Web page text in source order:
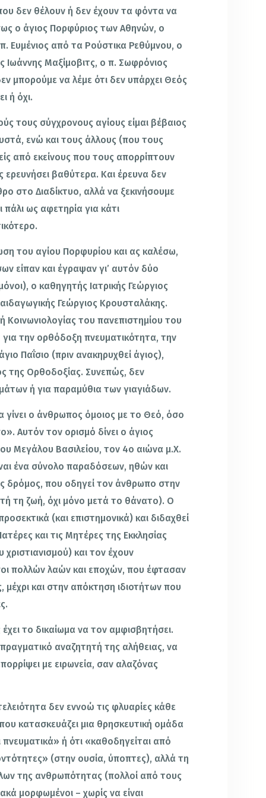
δεν θέλουν ή δεν έχουν τα φόντα να
ο άγιος Πορφύριος των Αθηνών, ο
Ευμένιος από τα Ρούστικα Ρεθύμνου, ο
Ιωάννης Μαξίμοβιτς, ο π. Σωφρόνιος
μπορούμε να λέμε ότι δεν υπάρχει Θεός
ή όχι.
τους σύγχρονους αγίους είμαι βέβαιος
ενώ και τους άλλους (που τους
από εκείνους που τους απορρίπτουν
ερευνήσει βαθύτερα. Και έρευνα δεν
στο Διαδίκτυο, αλλά να ξεκινήσουμε
πάλι ως αφετηρία για κάτι
του αγίου Πορφυρίου και ας καλέσω,
είπαν και έγραψαν γι’ αυτόν δύο
ο καθηγητής Ιατρικής Γεώργιος
Γεώργιος Κρουσταλάκης.
Κοινωνιολογίας του πανεπιστημίου του
την ορθόδοξη πνευματικότητα, την
Παΐσιο (πριν ανακηρυχθεί άγιος),
της Ορθοδοξίας. Συνεπώς, δεν
ή για παραμύθια των γιαγιάδων.
γίνει ο άνθρωπος όμοιος με το Θεό, όσο
Αυτόν τον ορισμό δίνει ο άγιος
Μεγάλου Βασιλείου, τον 4ο αιώνα μ.Χ.
ένα σύνολο παραδόσεων, ηθών και
δρόμος, που οδηγεί τον άνθρωπο στην
τη ζωή, όχι μόνο μετά το θάνατο). Ο
(και επιστημονικά) και διδαχθεί
και τις Μητέρες της Εκκλησίας
και τον έχουν
πολλών λαών και εποχών, που έφτασαν
και στην απόκτηση ιδιοτήτων που
το δικαίωμα να τον αμφισβητήσει.
αναζητητή της αλήθειας, να
με ειρωνεία, σαν αλαζόνας
δεν εννοώ τις φλυαρίες κάθε
κατασκευάζει μια θρησκευτική ομάδα
πνευματικά» ή ότι «καθοδηγείται από
(στην ουσία, ύποπτες), αλλά τη
της ανθρωπότητας (πολλοί από τους
μορφωμένοι – χωρίς να είναι